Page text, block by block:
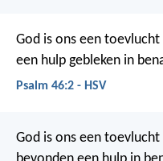
God is ons een
een hulp gebleken in
Psalm 46:2 - HSV
God is ons een